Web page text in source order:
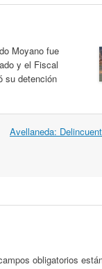
Moyano fue
y el Fiscal
su detención
Avellaneda:
obligatorios